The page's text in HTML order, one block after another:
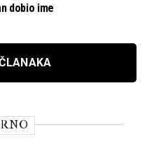
dobio ime